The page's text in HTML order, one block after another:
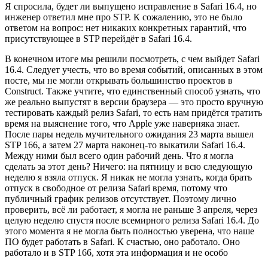
Я спросила, будет ли выпущено исправление в Safari 16.4, но
инженер ответил мне про STP. К сожалению, это не было
ответом на вопрос: нет никаких конкретных гарантий, что
присутствующее в STP перейдёт в Safari 16.4.
В конечном итоге мы решили посмотреть, с чем выйдет Safari
16.4. Следует учесть, что во время событий, описанных в этом
посте, мы не могли открывать большинство проектов в
Construct. Также учтите, что единственный способ узнать, что
же реально выпустят в версии браузера — это просто вручную
тестировать каждый релиз Safari, то есть нам придётся тратить
время на выяснение того, что Apple уже наверняка знает.
После пары недель мучительного ожидания 23 марта вышел
STP 166, а затем 27 марта наконец-то выкатили Safari 16.4.
Между ними был всего один рабочий день. Что я могла
сделать за этот день? Ничего: на пятницу и всю следующую
неделю я взяла отпуск. Я никак не могла узнать, когда брать
отпуск в свободное от релиза Safari время, потому что
публичный график релизов отсутствует. Поэтому лично
проверить, всё ли работает, я могла не раньше 3 апреля, через
целую неделю спустя после всемирного релиза Safari 16.4. До
этого момента я не могла быть полностью уверена, что наше
ПО будет работать в Safari. К счастью, оно работало. Оно
работало и в STP 166, хотя эта информация и не особо